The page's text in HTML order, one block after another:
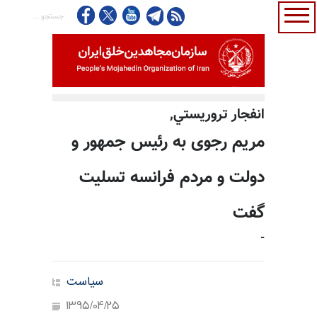
انفجار تروريستي,
مریم رجوی به رئیس جمهور و
دولت و مردم فرانسه تسلیت
گفت
-
سیاست
1395/04/25